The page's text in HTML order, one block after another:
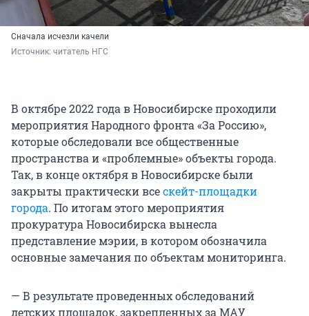
Сначала исчезли качели
Источник: читатель НГС
В октябре 2022 года в Новосибирске проходили
мероприятия Народного фронта «За Россию»,
которые обследовали все общественные
пространства и «проблемные» объекты города.
Так, в конце октября в Новосибирске были
закрыты практически всескейт-площадки
города. По итогам этого мероприятия
прокуратура Новосибирска вынесла
представление мэрии, в котором обозначила
основные замечания по объектам мониторинга.
— В результате проведенных обследований
детских площадок, закрепленных за МАУ